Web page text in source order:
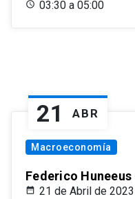
03:30 a 05:00
21 ABR
Macroeconomía
Federico
21 de Abril de 2023